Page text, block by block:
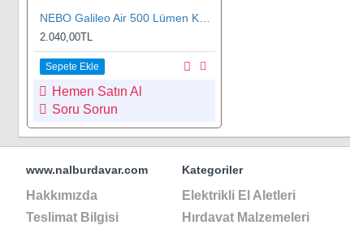
2.040,00TL
Sepete Ekle
Hemen Satın Al
Soru Sorun
www.nalburdavar.com
Hakkımızda
Teslimat Bilgisi
Kategoriler
Elektrikli El Aletleri
Hırdavat Malzemeleri